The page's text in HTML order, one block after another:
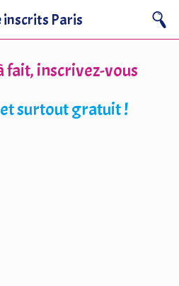
inscrits Paris
fait, inscrivez-vous
surtout gratuit !